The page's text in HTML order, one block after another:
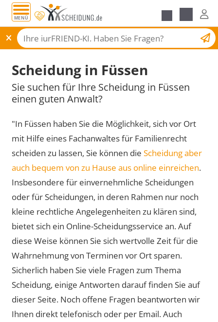
MENÜ
Scheidungsantrag
Scheidung in Füssen
Sie suchen für Ihre Scheidung in Füssen
einen guten Anwalt?
"In Füssen haben Sie die Möglichkeit, sich vor Ort
mit Hilfe eines Fachanwaltes für Familienrecht
scheiden zu lassen, Sie können die Scheidung aber
auch bequem von zu Hause aus online einreichen.
Insbesondere für einvernehmliche Scheidungen
oder für Scheidungen, in deren Rahmen nur noch
kleine rechtliche Angelegenheiten zu klären sind,
bietet sich ein Online-Scheidungsservice an. Auf
diese Weise können Sie sich wertvolle Zeit für die
Wahrnehmung von Terminen vor Ort sparen.
Sicherlich haben Sie viele Fragen zum Thema
Scheidung, einige Antworten darauf finden Sie auf
dieser Seite. Noch offene Fragen beantworten wir
Ihnen direkt telefonisch oder per Email. Auch